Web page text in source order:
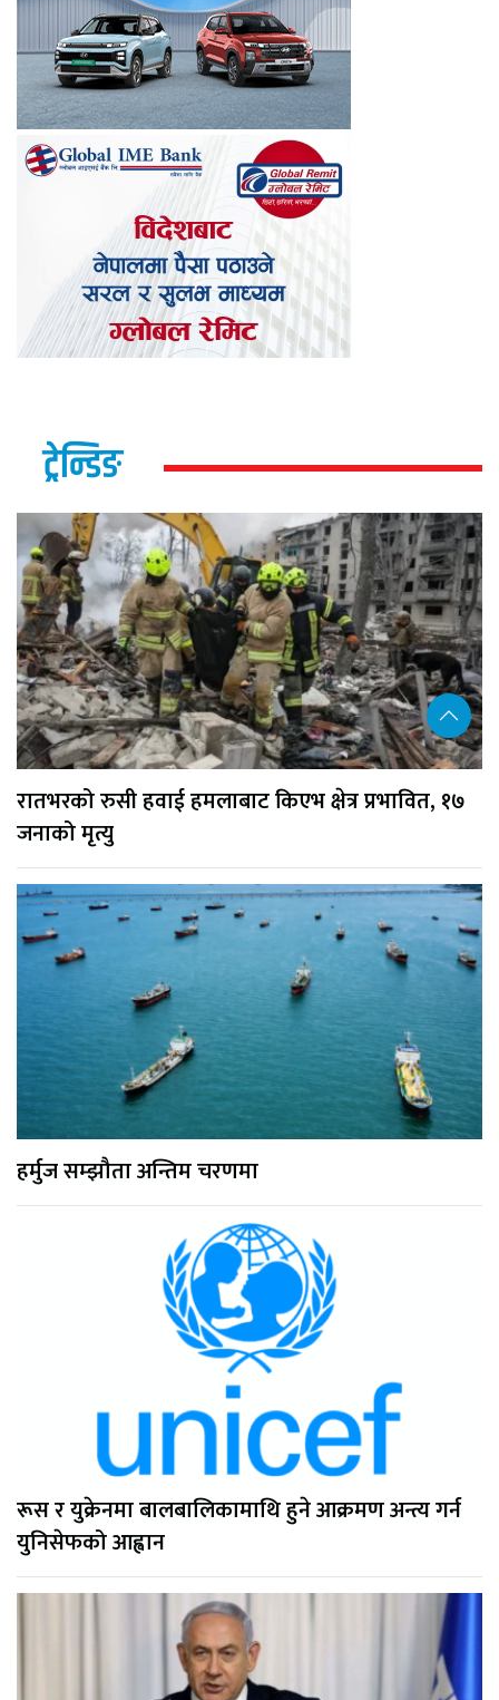
ट्रेन्डिङ
रातभरको रुसी हवाई हमलाबाट किएभ क्षेत्र प्रभावित, १७
जनाको मृत्यु
हर्मुज सम्झौता अन्तिम चरणमा
रूस र युक्रेनमा बालबालिकामाथि हुने आक्रमण अन्त्य गर्न
युनिसेफको आह्वान